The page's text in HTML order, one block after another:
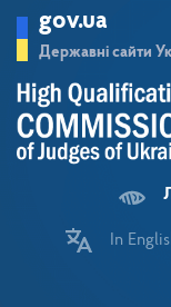
основного
матеріалу
gov.ua
Державні сайти
In